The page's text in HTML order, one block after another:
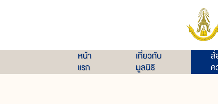
หน้า
แรก
เกี่ยวกับ
มูลนิธิ
สื่
ค